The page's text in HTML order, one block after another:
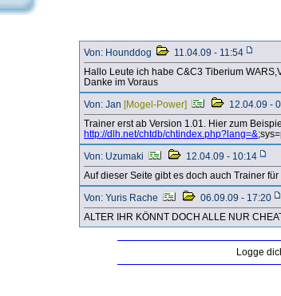
Von: Hounddog
11.04.09 - 11:54
Hallo Leute ich habe C&C3 Tiberium
Danke im Voraus
Von: Jan [Mogel-Power]
12.04.09 -
Trainer erst ab Version 1.01. Hier zum
http://dlh.net/chtdb/chtindex.php?lang=&
Von: Uzumaki
12.04.09 - 10:14
Auf dieser Seite gibt es doch auch Trainer für
Von: Yuris Rache
06.09.09 - 17:20
ALTER IHR KÖNNT DOCH ALLE NUR
Logge